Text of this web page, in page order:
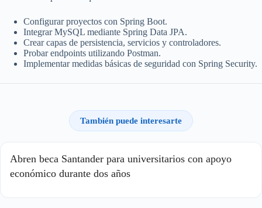
Configurar proyectos con Spring Boot.
Integrar MySQL mediante Spring Data JPA.
Crear capas de persistencia, servicios y controladores.
Probar endpoints utilizando Postman.
Implementar medidas básicas de seguridad con Spring Security.
También puede interesarte
Abren beca Santander para universitarios con apoyo
económico durante dos años